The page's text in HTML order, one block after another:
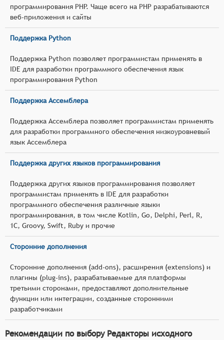
программирования PHP. Чаще всего на PHP разрабатываются
веб-приложения и сайты
Поддержка Python
Поддержка Python позволяет программистам применять в
IDE для разработки программного обеспечения язык
программирования Python
Поддержка Ассемблера
Поддержка Ассемблера позволяет программистам применять
для разработки программного обеспечения низкоуровневый
язык Ассемблера
Поддержка других языков программирования
Поддержка других языков программирования позволяет
программистам применять в IDE для разработки
программного обеспечения различные языки
программирования, в том числе Kotlin, Go, Delphi, Perl, R,
1С, Groovy, Swift, Ruby и прочие
Сторонние дополнения
Сторонние дополнения (add-ons), расширения (extensions) и
плагины (plug-ins), разрабатываемые для платформы
третьими сторонами, предоставляют дополнительные
функции или интеграции, созданные сторонними
разработчиками
Рекомендации по выбору Редакторы исходного